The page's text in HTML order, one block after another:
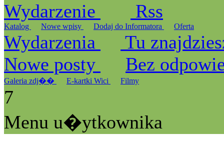
Wydarzenie
Rss
Katalog Nowe wpisy Dodaj do Informatora Oferta
Wydarzenia
Tu
Nowe posty
Bez
Galeria zdj�� E-kartki Wici Filmy
7
Menu u�ytkownika